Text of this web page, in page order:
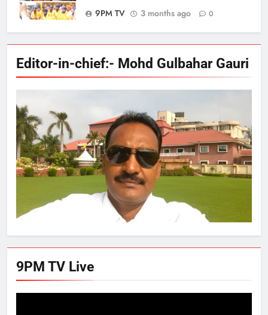
9PM TV
3 months ago 0
Editor-in-chief:- Mohd Gulbahar Gauri
9PM TV Live